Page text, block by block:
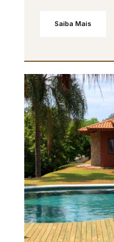
Saiba Mais